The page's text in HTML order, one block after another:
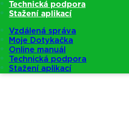
Technická podpora
Stažení aplikací
Vzdálená správa
Moje Dotykačka
Online manuál
Technická podpora
Stažení aplikací